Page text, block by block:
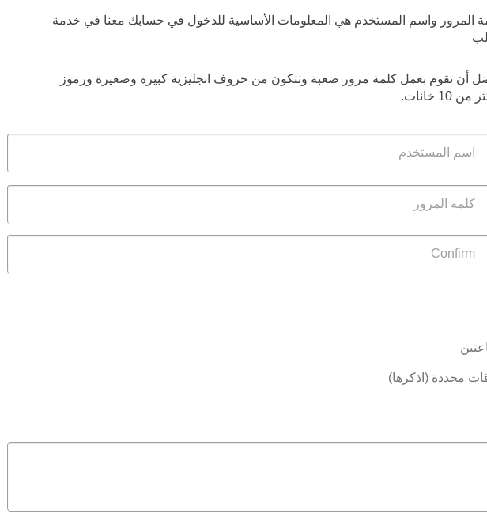
المرور واسم المستخدم هي المعلومات الأساسية للدخول في حسابك معنا في خدمة
أن تقوم بعمل كلمة مرور صعبة وتتكون من حروف انجليزية كبيرة وصغيرة ورموز
10 خانات.
اسم المستخدم
كلمة المرور
Confirm
محددة (اذكرها)